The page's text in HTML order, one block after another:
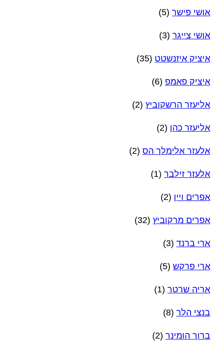
אושי פישר (5)
אושי צייגר (3)
איציק איזנשטט (35)
איציק פאמפ (6)
אליעזר הרשקוביץ (2)
אליעזר כהן (2)
אלעזר אלימלך הס (2)
אלעזר זילבר (1)
אפרים ויין (2)
אפרים מרקוביץ (32)
ארי ברנד (3)
ארי פרקש (5)
אריה שרטר (1)
בנצי הלר (8)
ברוך הומינר (2)